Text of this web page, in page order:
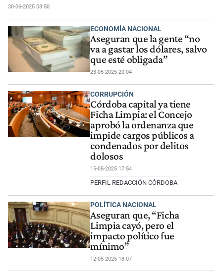
30-06-2025 03:50
ECONOMÍA NACIONAL
Aseguran que la gente “no
va a gastar los dólares, salvo
que esté obligada”
23-05-2025 20:04
CORRUPCIÓN
Córdoba capital ya tiene
Ficha Limpia: el Concejo
aprobó la ordenanza que
impide cargos públicos a
condenados por delitos
dolosos
15-05-2025 17:54
PERFIL REDACCIÓN CÓRDOBA
POLÍTICA NACIONAL
Aseguran que, “Ficha
Limpia cayó, pero el
impacto político fue
mínimo”
12-05-2025 18:07